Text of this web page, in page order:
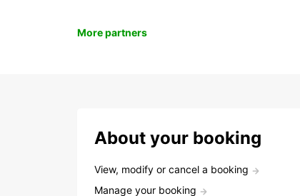
More partners
About your booking
View, modify or cancel a booking
Manage your booking